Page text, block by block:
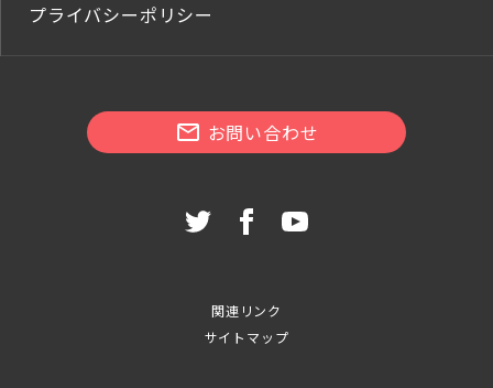
プライバシーポリシー
お問い合わせ
関連リンク
サイトマップ